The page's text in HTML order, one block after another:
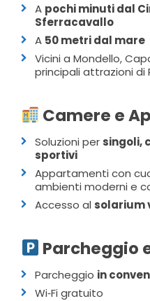
A pochi minuti dal
Sferracavallo
A 50 metri dal mare
Vicini a Mondello,
principali attrazioni di
Camere e
Soluzioni per singoli,
sportivi
Appartamenti con
ambienti moderni e
Accesso al solarium
Parcheggio
Parcheggio in
Wi‑Fi gratuito